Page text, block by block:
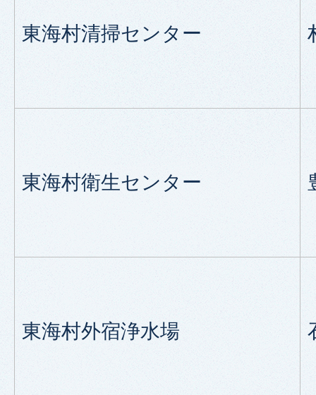
東海村清掃センター
東海村衛生センター
東海村外宿浄水場